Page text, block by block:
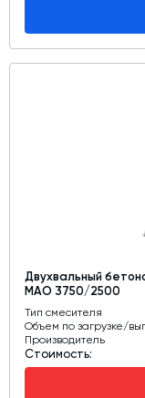
Двухвальный
MAO 3750/2500
Тип смесителя
Объем по загрузке/
Производитель
Стоимость: